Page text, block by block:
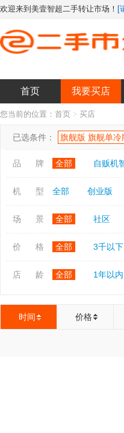
欢迎来到美壹智超二手转让市场！ [
首页 我要买店
您当前的位置： 首页 > 买店
已选条件： 旗舰版 旗舰单冷
品 牌 全部 自贩机
机 型 全部 创业版
场 景 全部 社区
价 格 全部 3千以下
店 龄 全部 1年以内
时间 价格